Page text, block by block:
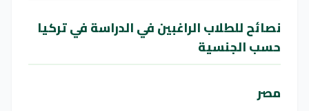
نصائح للطلاب الراغبين في الدراسة في تركيا
حسب الجنسية
مصر